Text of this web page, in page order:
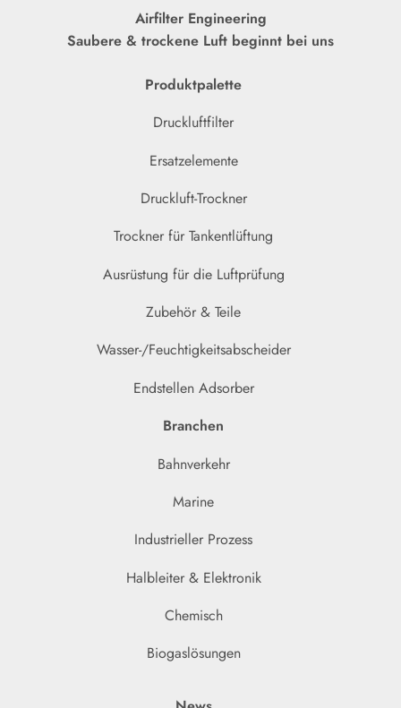
Airfilter Engineering
Saubere & trockene Luft beginnt bei uns
Produktpalette
Druckluftfilter
Ersatzelemente
Druckluft-Trockner
Trockner für Tankentlüftung
Ausrüstung für die Luftprüfung
Zubehör & Teile
Wasser-/Feuchtigkeitsabscheider
Endstellen Adsorber
Branchen
Bahnverkehr
Marine
Industrieller Prozess
Halbleiter & Elektronik
Chemisch
Biogaslösungen